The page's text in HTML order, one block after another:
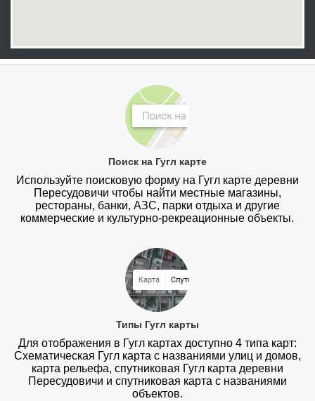
Поиск на Гугл карте
Используйте поисковую форму на Гугл карте деревни
Пересудовичи чтобы найти местные магазины,
рестораны, банки, АЗС, парки отдыха и другие
коммерческие и культурно-рекреационные объекты.
Типы Гугл карты
Для отображения в Гугл картах доступно 4 типа карт:
Схематическая Гугл карта с названиями улиц и домов,
карта рельефа, спутниковая Гугл карта деревни
Пересудовичи и спутниковая карта с названиями
объектов.